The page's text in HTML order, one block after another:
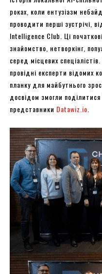
роках, коли ентузіазм
проводити перші зустрічі,
Intelligence Club. Ці
знайомство, нетворкінг,
серед місцевих
провідні експерти відомих
планку для майбутнього
досвідом змогли
представники Datawiz.io